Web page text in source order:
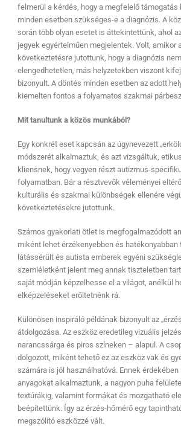
felmerül a kérdés, hogy a megfelelő támogatás
minden esetben szükséges-e a diagnózis. A
során több olyan esetet is áttekintettünk, ahol
jegyek egyértelműen megjelentek. Volt, amikor
következtetésre jutottunk, hogy a diagnózis
elengedhetetlen, más helyzetekben viszont
bizonyult. A döntés minden esetben az adott
kiemelten fontos a folyamatos szakmai
Mit tanultunk a közös munkából?
Egy konkrét eset kapcsán az úgynevezett
módszerét alkalmaztuk, és azt vizsgáltuk,
kliensnek, hogy vegyen részt autizmus-
folyamatban. Bár a résztvevők véleményei
kulturális és szakmai különbségek ellenére
következtetésekre jutottunk.
Számos gyakorlati ötlet is megfogalmazódott
miként lehet érzékenyebben és hatékonyabban
látássérült és autista emberek egyéni
szemléletként jelent meg annak tiszteletben
saját módján képzelhesse el a világot, anélkül
elképzeléseket erőltetnénk rá.
Különösen inspiráló példának bizonyult az
átdolgozása. Az eszköz eredetileg vizuális
narancssárga és piros színeken – alapul. A
dolgozott, miként tehető ez az eszköz vak és
számára is jól használhatóvá. Ennek
anyagokat alkalmaztunk, a nagyon puha
textúrákig, valamint formákat és mozgatható
beépítettünk. Így az érzés-hőmérő egy
megszólító eszközzé vált.